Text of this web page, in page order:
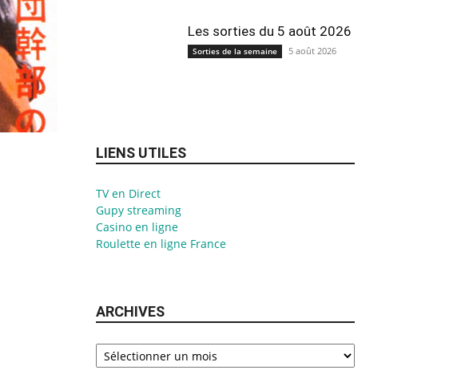
Les sorties du 5 août 2026
Sorties de la semaine 5 août 2026
LIENS UTILES
TV en Direct
Gupy streaming
Casino en ligne
Roulette en ligne France
ARCHIVES
Archives